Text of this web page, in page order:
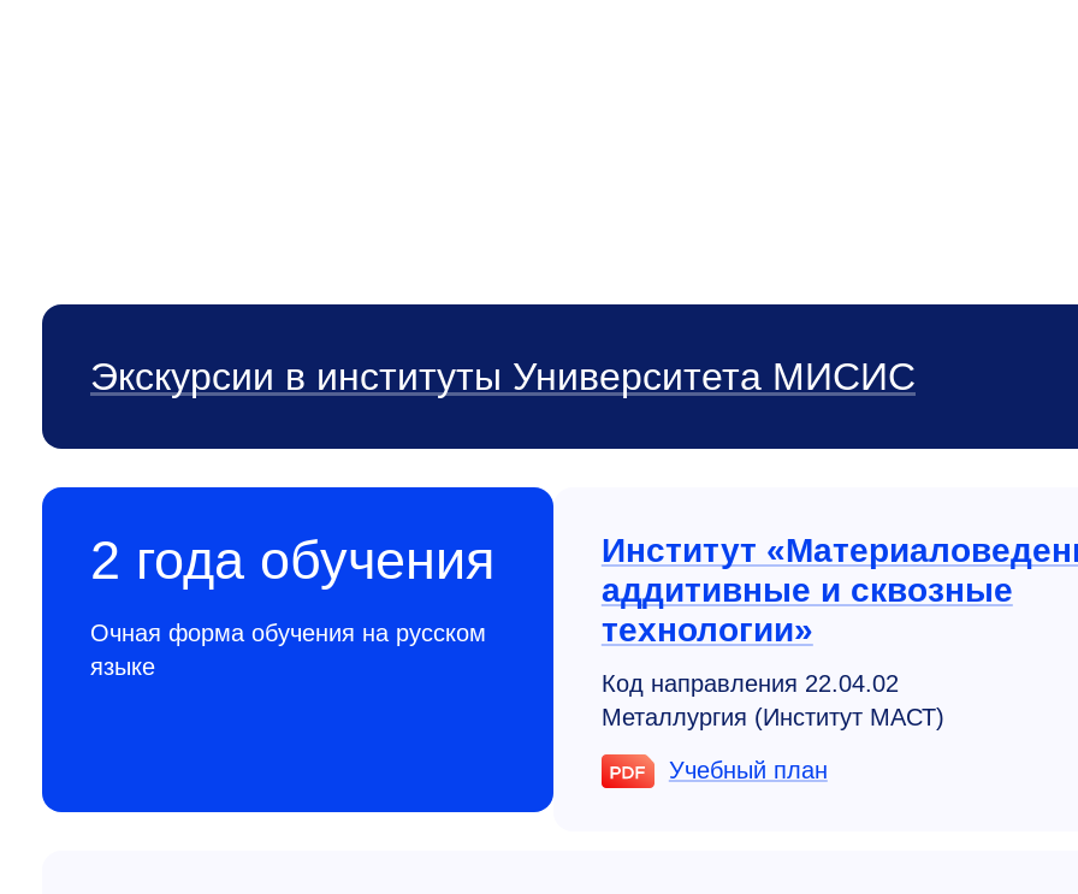
Экскурсии в институты Университета МИСИС
2 года обучения
Очная форма обучения на русском
языке
Институт
аддитивные и сквозные
технологии»
Код направления 22.04.02
Металлургия (Институт МАСТ)
Учебный план